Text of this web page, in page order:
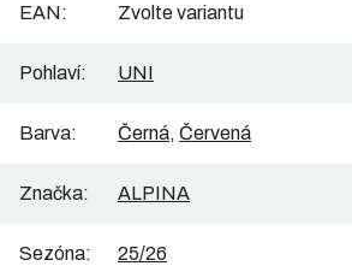
EAN: Zvolte variantu
Pohlaví: UNI
Barva: Černá, Červená
Značka: ALPINA
Sezóna: 25/26